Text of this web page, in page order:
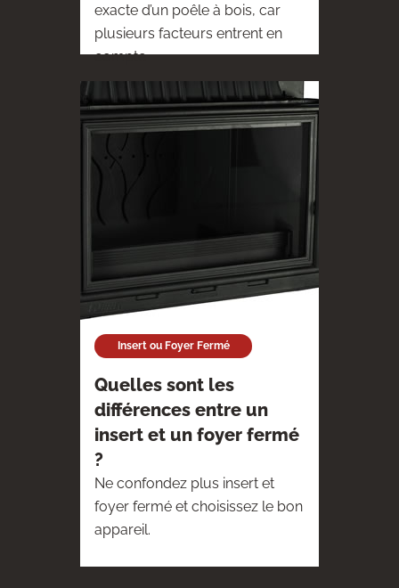
exacte d’un poêle à bois, car
plusieurs facteurs entrent en
compte
Insert ou Foyer Fermé
Quelles sont les
différences entre un
insert et un foyer fermé
?
Ne confondez plus insert et
foyer fermé et choisissez le bon
appareil.